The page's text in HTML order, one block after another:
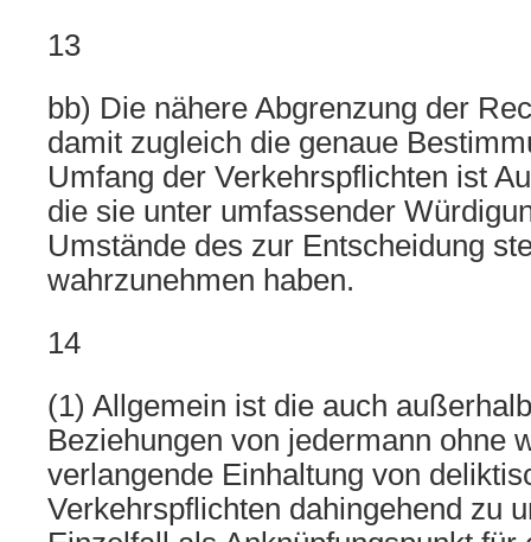
13
bb) Die nähere Abgrenzung der
damit zugleich die genaue
Umfang der Verkehrspflichten ist
die sie unter umfassender
Umstände des zur Entscheidung
wahrzunehmen haben.
14
(1) Allgemein ist die auch
Beziehungen von jedermann ohne
verlangende Einhaltung von
Verkehrspflichten dahingehend zu